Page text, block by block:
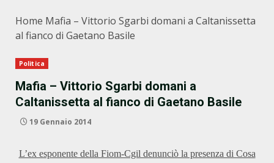
Home Mafia – Vittorio Sgarbi domani a Caltanissetta
al fianco di Gaetano Basile
Politica
Mafia – Vittorio Sgarbi domani a
Caltanissetta al fianco di Gaetano Basile
19 Gennaio 2014
L’ex esponente della Fiom-Cgil denunciò la presenza di Cosa